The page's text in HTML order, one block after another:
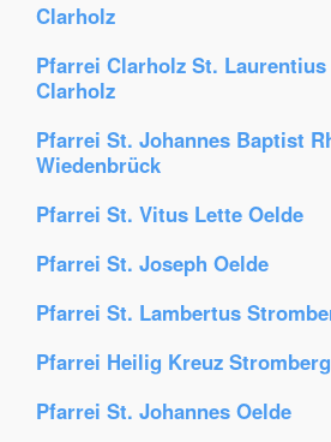
Clarholz
Pfarrei Clarholz St. Laurentius
Clarholz
Pfarrei St. Johannes Baptist
Wiedenbrück
Pfarrei St. Vitus Lette Oelde
Pfarrei St. Joseph Oelde
Pfarrei St. Lambertus
Pfarrei Heilig Kreuz
Pfarrei St. Johannes Oelde